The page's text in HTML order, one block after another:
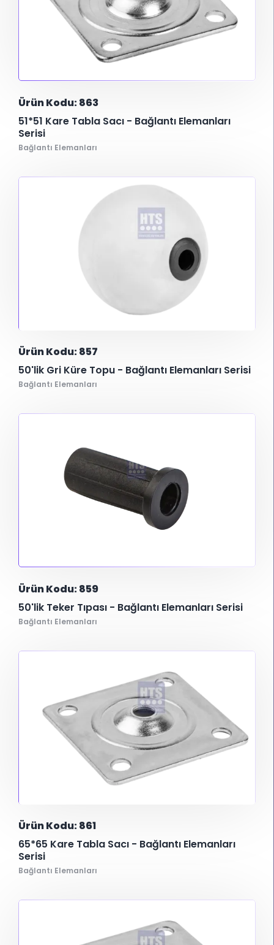
Ürün Kodu: 863
51*51 Kare Tabla Sacı - Bağlantı Elemanları
Serisi
Bağlantı Elemanları
Ürün Kodu: 857
50'lik Gri Küre Topu - Bağlantı Elemanları Serisi
Bağlantı Elemanları
Ürün Kodu: 859
50'lik Teker Tıpası - Bağlantı Elemanları Serisi
Bağlantı Elemanları
Ürün Kodu: 861
65*65 Kare Tabla Sacı - Bağlantı Elemanları
Serisi
Bağlantı Elemanları